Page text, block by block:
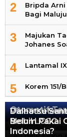
2
Bripda
Bagi
3
Majukan
Johanes
4 Lantamal
5 Korem
Otomotif
Video
13.424 Views
Daihatsu
Mobil LCGC
12.560 Views
Belum Pakai
Indonesia?